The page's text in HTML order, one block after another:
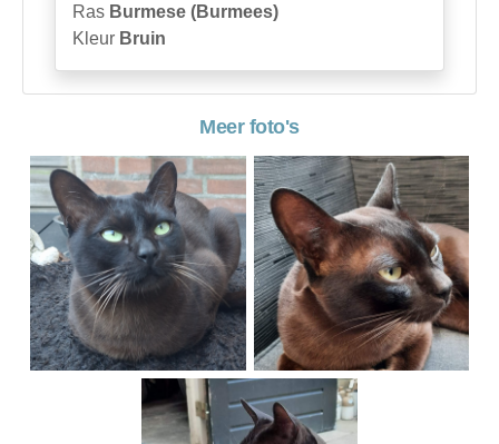
Ras Burmese (Burmees)
Kleur Bruin
Meer foto's